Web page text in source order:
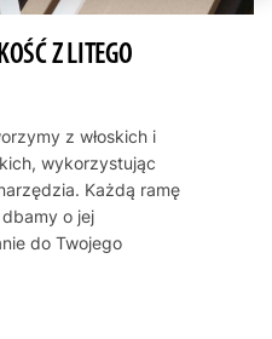
Z LITEGO
z włoskich i
wykorzystując
Każdą ramę
o jej
do Twojego